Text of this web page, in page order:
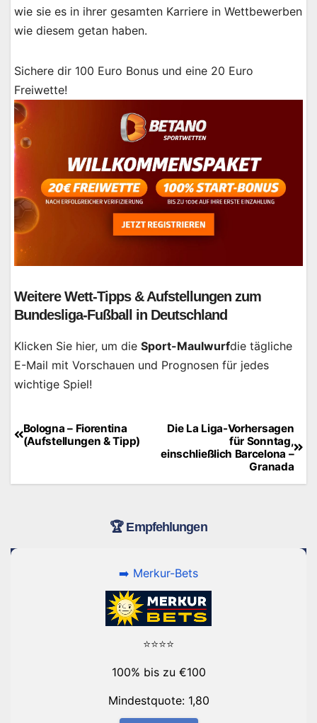
wie sie es in ihrer gesamten Karriere in Wettbewerben
wie diesem getan haben.
Sichere dir 100 Euro Bonus und eine 20 Euro
Freiwette!
Weitere Wett-Tipps & Aufstellungen zum
Bundesliga-Fußball in Deutschland
Klicken Sie hier, um die Sport-Maulwurfdie tägliche
E-Mail mit Vorschauen und Prognosen für jedes
wichtige Spiel!
Beitragsnavigation
Die La Liga-Vorhersagen
für Sonntag,
einschließlich Barcelona –
Granada
Bologna – Fiorentina
(Aufstellungen & Tipp)
🏆 Empfehlungen
➡️ Merkur-Bets
⭐⭐⭐⭐
100% bis zu €100
Mindestquote: 1,80